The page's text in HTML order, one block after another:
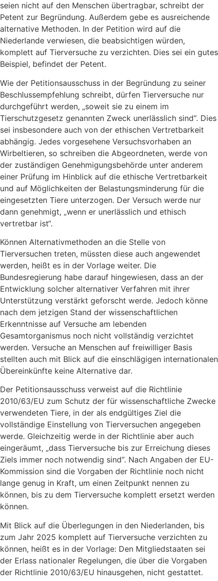
seien nicht auf den Menschen übertragbar, schreibt der
Petent zur Begründung. Außerdem gebe es ausreichende
alternative Methoden. In der Petition wird auf die
Niederlande verwiesen, die beabsichtigen würden,
komplett auf Tierversuche zu verzichten. Dies sei ein gutes
Beispiel, befindet der Petent.
Wie der Petitionsausschuss in der Begründung zu seiner
Beschlussempfehlung schreibt, dürfen Tierversuche nur
durchgeführt werden, „soweit sie zu einem im
Tierschutzgesetz genannten Zweck unerlässlich sind“. Dies
sei insbesondere auch von der ethischen Vertretbarkeit
abhängig. Jedes vorgesehene Versuchsvorhaben an
Wirbeltieren, so schreiben die Abgeordneten, werde von
der zuständigen Genehmigungsbehörde unter anderem
einer Prüfung im Hinblick auf die ethische Vertretbarkeit
und auf Möglichkeiten der Belastungsminderung für die
eingesetzten Tiere unterzogen. Der Versuch werde nur
dann genehmigt, „wenn er unerlässlich und ethisch
vertretbar ist“.
Können Alternativmethoden an die Stelle von
Tierversuchen treten, müssten diese auch angewendet
werden, heißt es in der Vorlage weiter. Die
Bundesregierung habe darauf hingewiesen, dass an der
Entwicklung solcher alternativer Verfahren mit ihrer
Unterstützung verstärkt geforscht werde. Jedoch könne
nach dem jetzigen Stand der wissenschaftlichen
Erkenntnisse auf Versuche am lebenden
Gesamtorganismus noch nicht vollständig verzichtet
werden. Versuche an Menschen auf freiwilliger Basis
stellten auch mit Blick auf die einschlägigen internationalen
Übereinkünfte keine Alternative dar.
Der Petitionsausschuss verweist auf die Richtlinie
2010/63/EU zum Schutz der für wissenschaftliche Zwecke
verwendeten Tiere, in der als endgültiges Ziel die
vollständige Einstellung von Tierversuchen angegeben
werde. Gleichzeitig werde in der Richtlinie aber auch
eingeräumt, „dass Tierversuche bis zur Erreichung dieses
Ziels immer noch notwendig sind“. Nach Angaben der EU-
Kommission sind die Vorgaben der Richtlinie noch nicht
lange genug in Kraft, um einen Zeitpunkt nennen zu
können, bis zu dem Tierversuche komplett ersetzt werden
können.
Mit Blick auf die Überlegungen in den Niederlanden, bis
zum Jahr 2025 komplett auf Tierversuche verzichten zu
können, heißt es in der Vorlage: Den Mitgliedstaaten sei
der Erlass nationaler Regelungen, die über die Vorgaben
der Richtlinie 2010/63/EU hinausgehen, nicht gestattet.